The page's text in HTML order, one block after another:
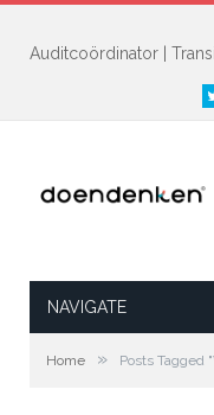
NAVIGATE
Home » Posts Tagged